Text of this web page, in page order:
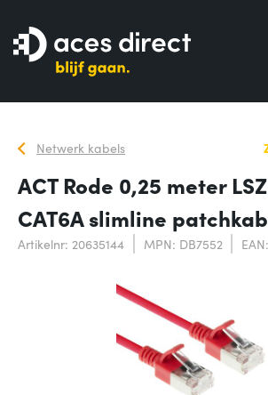
Netwerk kabels
ACT Rode 0,25 meter
CAT6A slimline
Artikelnr: 20635144 MPN: DB7552